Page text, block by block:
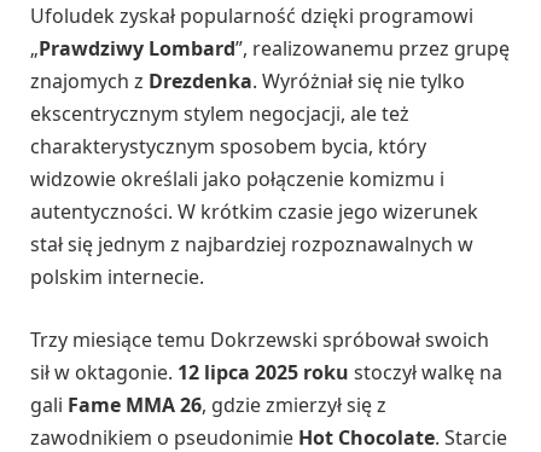
Ufoludek zyskał popularność dzięki programowi
„Prawdziwy Lombard”, realizowanemu przez grupę
znajomych z Drezdenka. Wyróżniał się nie tylko
ekscentrycznym stylem negocjacji, ale też
charakterystycznym sposobem bycia, który
widzowie określali jako połączenie komizmu i
autentyczności. W krótkim czasie jego wizerunek
stał się jednym z najbardziej rozpoznawalnych w
polskim internecie.
Trzy miesiące temu Dokrzewski spróbował swoich
sił w oktagonie. 12 lipca 2025 roku stoczył walkę na
gali Fame MMA 26, gdzie zmierzył się z
zawodnikiem o pseudonimie Hot Chocolate. Starcie